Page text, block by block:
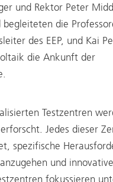
und Rektor Peter
begleiteten die
des EEP, und Kai
die Ankunft der
Testzentren
Jedes dieser
spezifische
und
fokussieren